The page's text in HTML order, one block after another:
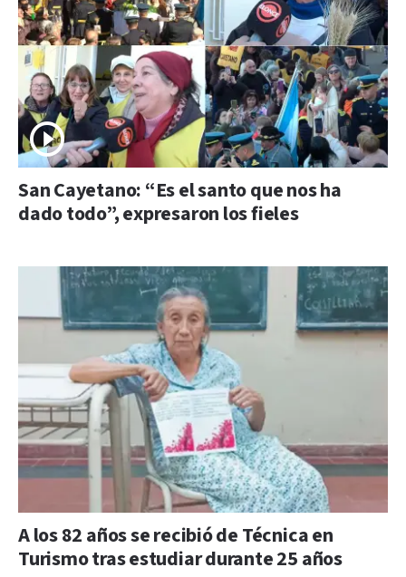
San Cayetano: “Es el santo que nos ha
dado todo”, expresaron los fieles
A los 82 años se recibió de Técnica en
Turismo tras estudiar durante 25 años